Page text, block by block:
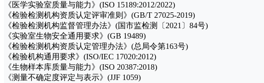
《医学实验室质量与能力》(ISO 15189:2012/2022)
《检验检测机构资质认定评审准则》(GB/T 27025-2019)
《检验检测机构监督管理办法》(国市监检测〔2021〕84号)
《实验室生物安全通用要求》(GB 19489)
《检验检测机构资质认定管理办法》(总局令第163号)
《检验机构通用要求》(ISO/IEC 17020:2012)
《生物样本库质量与能力》(ISO 20387:2018)
《测量不确定度评定与表示》(JJF 1059)